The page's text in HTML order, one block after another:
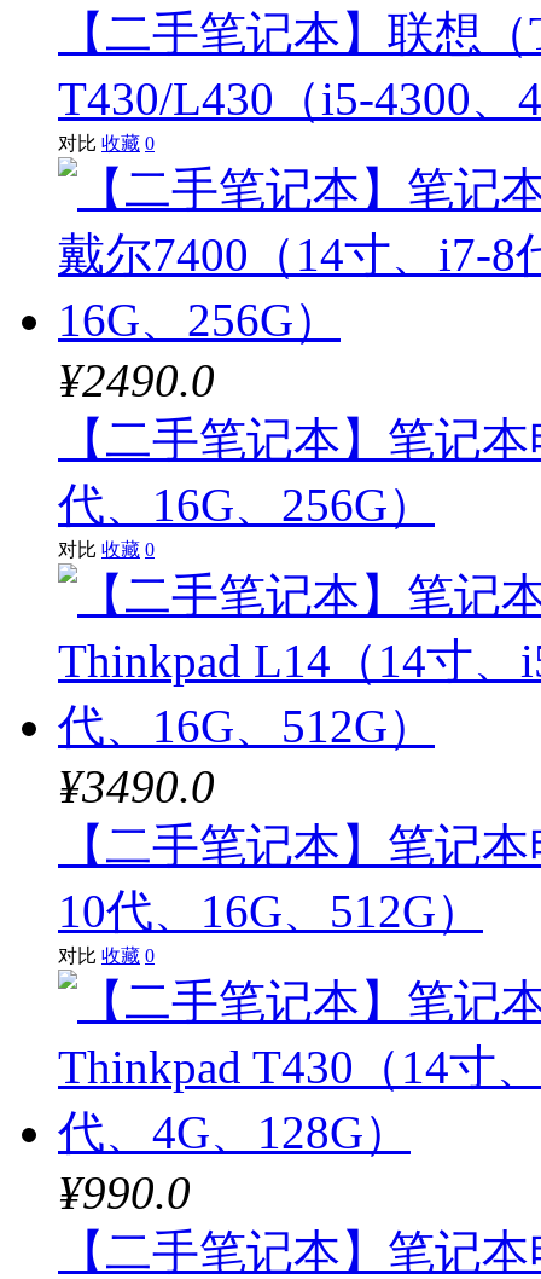
【二手笔记本】联想
T430/L430（i5-4300、
对比 收藏 0
¥2490.0
【二手笔记本】笔记
代、16G、256G）
对比 收藏 0
¥3490.0
【二手笔记本】笔记
10代、16G、512G）
对比 收藏 0
¥990.0
【二手笔记本】笔记